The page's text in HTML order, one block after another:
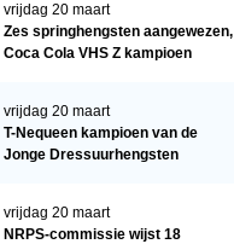
vrijdag 20 maart
Zes springhengsten aangewezen,
Coca Cola VHS Z kampioen
vrijdag 20 maart
T-Nequeen kampioen van de
Jonge Dressuurhengsten
vrijdag 20 maart
NRPS-commissie wijst 18